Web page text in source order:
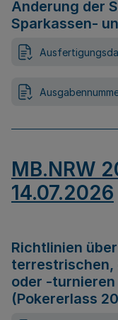
Änderung der
Sparkassen-
MB.NRW
14.07.2026
Richtlinien
terrestrischen,
oder -turnieren
(Pokererlass